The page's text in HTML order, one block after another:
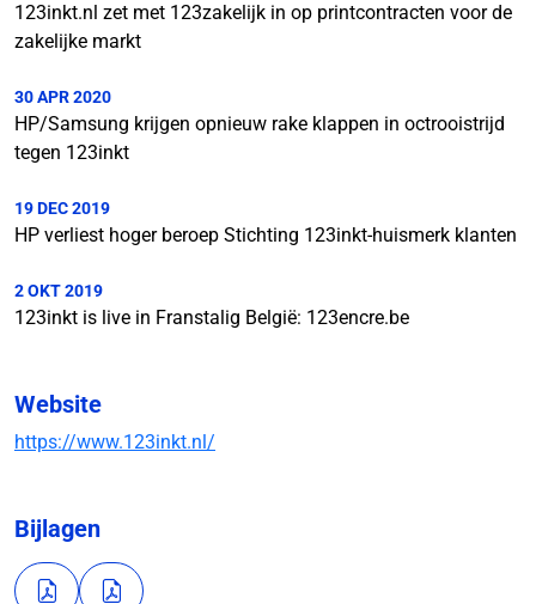
123inkt.nl zet met 123zakelijk in op printcontracten voor de
zakelijke markt
30 APR 2020
HP/Samsung krijgen opnieuw rake klappen in octrooistrijd
tegen 123inkt
19 DEC 2019
HP verliest hoger beroep Stichting 123inkt-huismerk klanten
2 OKT 2019
123inkt is live in Franstalig België: 123encre.be
Website
https://www.123inkt.nl/
Bijlagen